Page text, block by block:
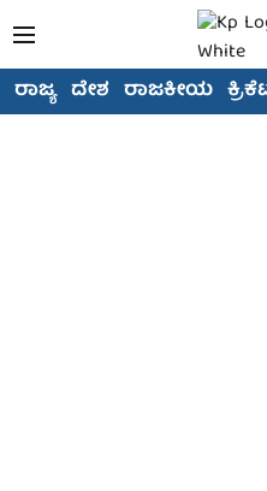
ರಾಜ್ಯ ದೇಶ ರಾಜಕೀಯ